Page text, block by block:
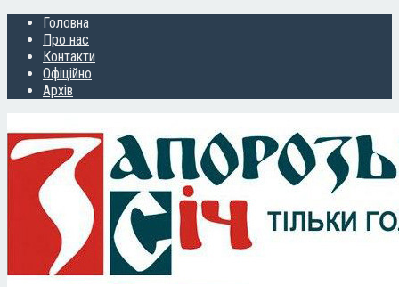
Головна
Про нас
Контакти
Офіційно
Архів